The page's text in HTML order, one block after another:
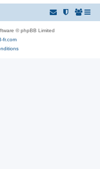
© phpBB Limited
fr.com